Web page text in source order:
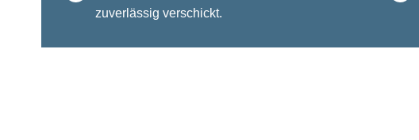
zuverlässig verschickt.